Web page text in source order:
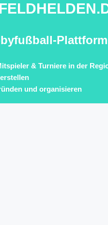
Plattform
& Turniere in der
und organisieren